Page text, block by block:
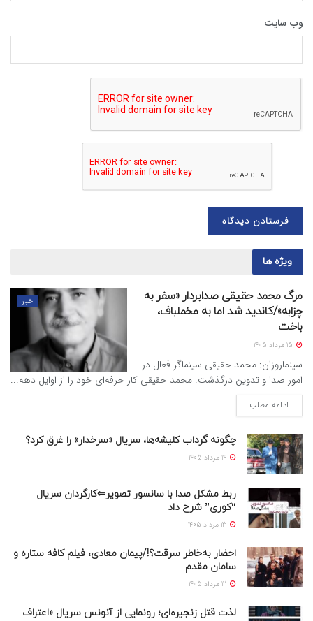
وب‌ سایت
ویژه ها
خبر
مرگ محمد حقیقی صدابردار «سفر به
چزابه»/کاندید شد اما به مخملباف،
باخت
سینماروزان: محمد حقیقی سینماگر فعال در
امور صدا و تدوین درگذشت. محمد حقیقی کار حرفه‌ای خود را از اوایل دهه...
ادامه مطلب
چگونه گرداب کلیشه‌ها، سریال «سرخدار» را غرق کرد؟
ربط مشکل صدا با سانسور تصویر⇐کارگردان سریال
“کوری” شرح داد
احضار به‌خاطر سرقت؟!/پیمان معادی، فیلم کافه ستاره و
سامان مقدم
لذت قتل زنجیره‌ای؛ رونمایی از آنونس سریال «اعتراف